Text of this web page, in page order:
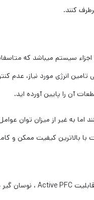
کنند.
اجزاء سیستم میباشد که
انرژی مورد نیاز،
آن را پایین آورده‌ اید.
به غیر از میزان توان
بالاترین کیفیت ممکن و